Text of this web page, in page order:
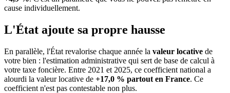
cause individuellement.
L'État ajoute sa propre hausse
En parallèle, l'État revalorise chaque année la valeur locative de
votre bien : l'estimation administrative qui sert de base de calcul à
votre taxe foncière. Entre 2021 et 2025, ce coefficient national a
alourdi la valeur locative de +17,0 % partout en France. Ce
coefficient n'est pas contestable non plus.